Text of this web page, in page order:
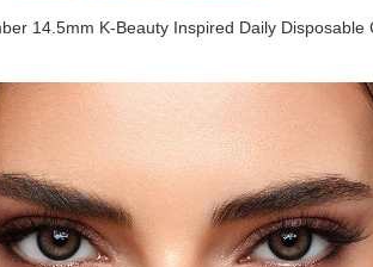
14.5mm K-Beauty Inspired Daily